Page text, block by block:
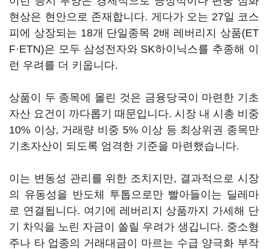
현상은 현안으로 존재합니다. 게다가 오는 27일 코스
피에 상장되는 18개 단일종목 2배 레버리지 상품(ET
F·ETN)은 모두 삼성전자와 SK하이닉스를 추종해 이
런 우려를 더 키웁니다.
상품이 두 종목에 몰린 것은 금융당국이 마련한 기초
자산 요건이 까다롭기 때문입니다. 시장 내 시총 비중
10% 이상, 거래량 비중 5% 이상 등 최상위권 종목만
기초자산이 되도록 엄격한 기준을 마련했습니다.
이는 변동성 관리를 위한 조치지만, 결과적으로 시장
의 유동성을 반도체 투톱으로만 빨아들이는 딜레마
로 연결됩니다. 여기에 레버리지 상품까지 가세해 단
기 차익을 노린 자금이 쏠릴 우려가 생깁니다. 중소형
주나 타 업종의 거래대금이 마르는 수급 양극화 부작